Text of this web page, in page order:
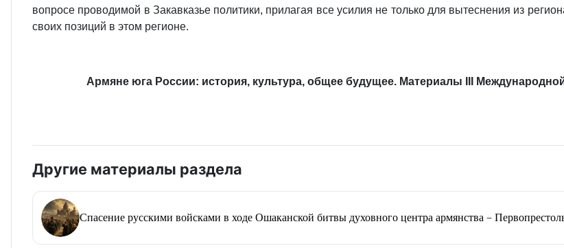
вопросе проводимой в Закавказье политики, прилагая все усилия не только для вытеснения из
своих позиций в этом регионе.
Армяне юга России: история, культура, общее будущее. Материалы III
Другие материалы раздела
Спасение русскими войсками в ходе Ошаканской битвы духовного центра армянства –